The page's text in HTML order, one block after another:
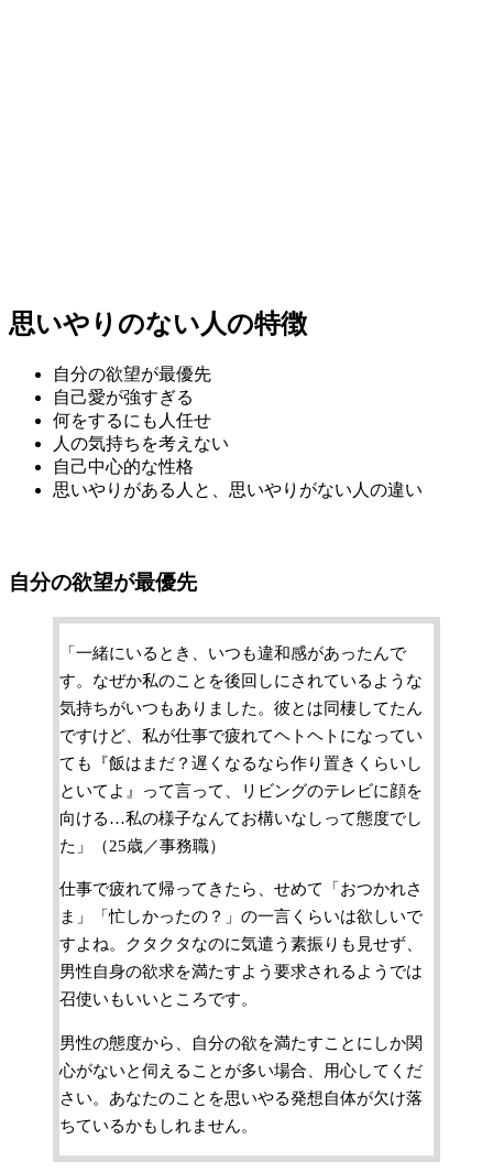
思いやりのない人の特徴
自分の欲望が最優先
自己愛が強すぎる
何をするにも人任せ
人の気持ちを考えない
自己中心的な性格
思いやりがある人と、思いやりがない人の違い
自分の欲望が最優先
「一緒にいるとき、いつも違和感があったんで
す。なぜか私のことを後回しにされているような
気持ちがいつもありました。彼とは同棲してたん
ですけど、私が仕事で疲れてヘトヘトになってい
ても『飯はまだ？遅くなるなら作り置きくらいし
といてよ』って言って、リビングのテレビに顔を
向ける…私の様子なんてお構いなしって態度でし
た」（25歳／事務職）
仕事で疲れて帰ってきたら、せめて「おつかれさ
ま」「忙しかったの？」の一言くらいは欲しいで
すよね。クタクタなのに気遣う素振りも見せず、
男性自身の欲求を満たすよう要求されるようでは
召使いもいいところです。
男性の態度から、自分の欲を満たすことにしか関
心がないと伺えることが多い場合、用心してくだ
さい。あなたのことを思いやる発想自体が欠け落
ちているかもしれません。